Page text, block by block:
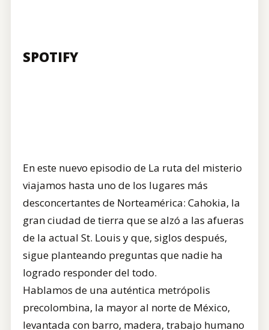
SPOTIFY
En este nuevo episodio de La ruta del misterio
viajamos hasta uno de los lugares más
desconcertantes de Norteamérica: Cahokia, la
gran ciudad de tierra que se alzó a las afueras
de la actual St. Louis y que, siglos después,
sigue planteando preguntas que nadie ha
logrado responder del todo.
Hablamos de una auténtica metrópolis
precolombina, la mayor al norte de México,
levantada con barro, madera, trabajo humano